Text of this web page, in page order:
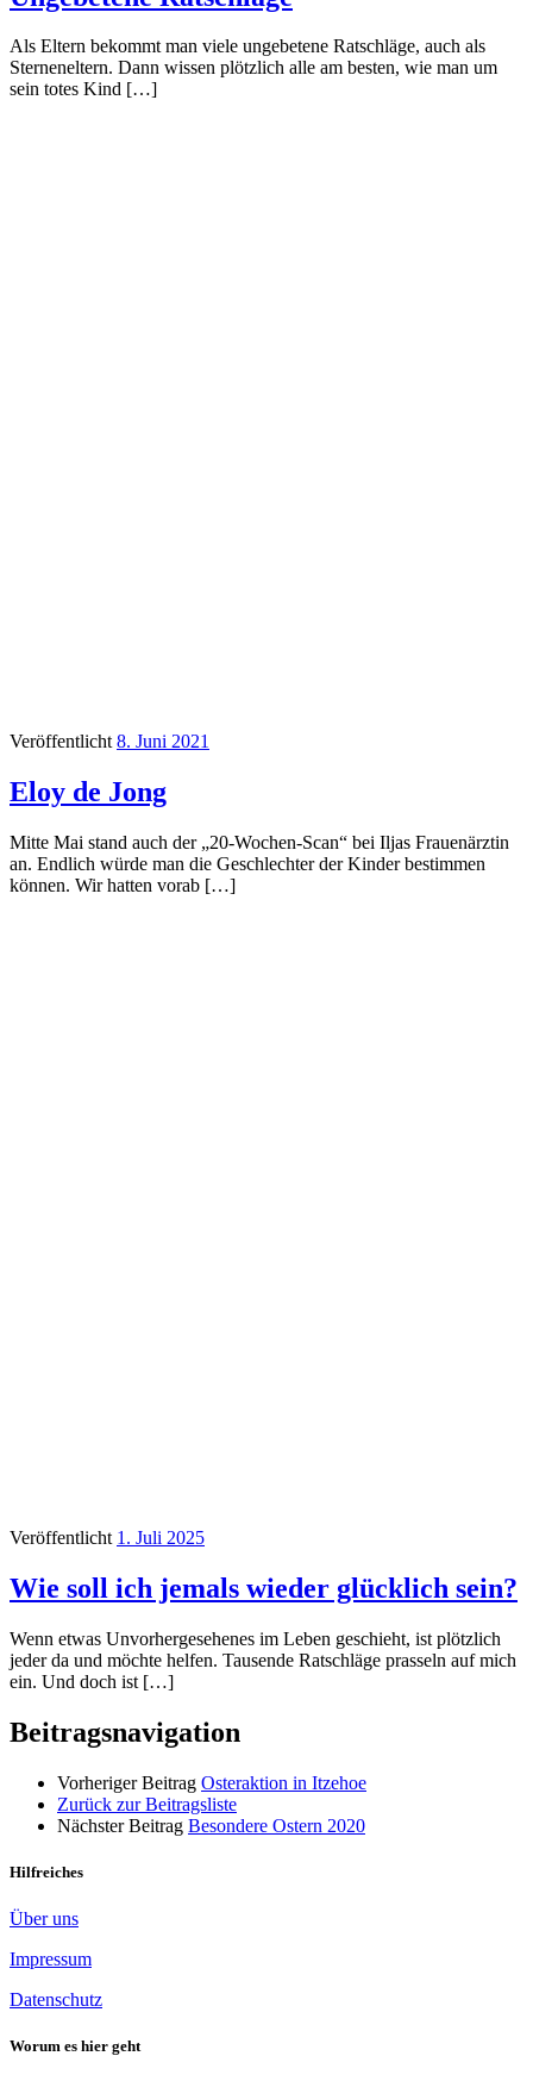
Als Eltern bekommt man viele ungebetene Ratschläge, auch als
Sterneneltern. Dann wissen plötzlich alle am besten, wie man um
sein totes Kind […]
Veröffentlicht8. Juni 2021
Eloy de Jong
Mitte Mai stand auch der „20­-Wochen­-Scan“ bei Iljas Frauenärztin
an. Endlich würde man die Geschlechter der Kinder bestimmen
können. Wir hatten vorab […]
Veröffentlicht 1. Juli 2025
Wie soll ich jemals wieder glücklich sein?
Wenn etwas Unvorhergesehenes im Leben geschieht, ist plötzlich
jeder da und möchte helfen. Tausende Ratschläge prasseln auf mich
ein. Und doch ist […]
Beitragsnavigation
Vorheriger Beitrag Osteraktion in Itzehoe
Zurück zur Beitragsliste
Nächster Beitrag Besondere Ostern 2020
Hilfreiches
Über uns
Impressum
Datenschutz
Worum es hier geht